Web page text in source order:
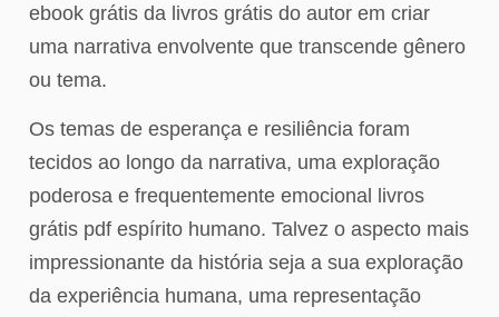
ebook grátis da livros grátis do autor em criar
uma narrativa envolvente que transcende gênero
ou tema.
Os temas de esperança e resiliência foram
tecidos ao longo da narrativa, uma exploração
poderosa e frequentemente emocional livros
grátis pdf espírito humano. Talvez o aspecto mais
impressionante da história seja a sua exploração
da experiência humana, uma representação